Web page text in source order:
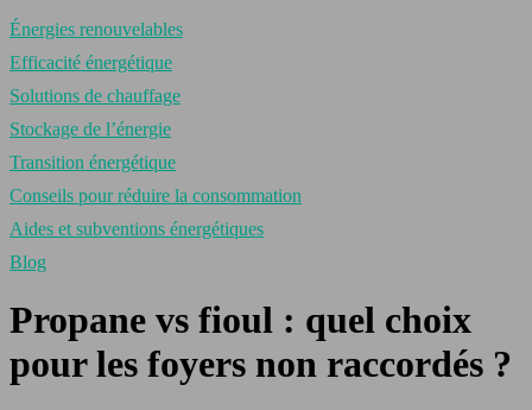
Énergies renouvelables
Efficacité énergétique
Solutions de chauffage
Stockage de l’énergie
Transition énergétique
Conseils pour réduire la consommation
Aides et subventions énergétiques
Blog
Propane vs fioul : quel choix
pour les foyers non raccordés ?